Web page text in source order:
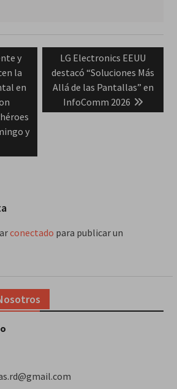
y
la
en
y
Next
post:
LG Electronics EEUU
destacó “Soluciones Más
Allá de las Pantallas” en
InfoComm 2026
conectado para publicar un